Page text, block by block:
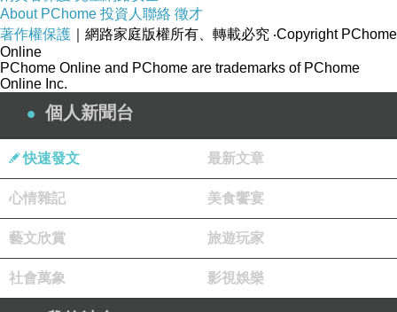
的生活攤開來看。
《台北．市廛居》不是觀光式的城市書寫。
它更像是一種長年居住之後的凝視——
那些街角、巷弄、老屋、氣味、疲憊與寂寞，那些
只有真正活過台北的人，才會懂得的日常質地。
背景是磺溪。那不是明亮討喜的風景，而是一種帶
著礦物感與時間感的水色；像城市沉積多年後留下
而站在前面的陳克華，則像一個仍持續與台北對話
的人。
他不急著替這座城市下結論。
只是安靜地，把生活裡那些難以言說的部分，一點
About PChome 投資人聯絡 徵才
著作權保護 ｜網路家庭版權所有、轉載必究 ‧Copyright PChome
Online
PChome Online and PChome are trademarks of PChome
Online Inc.
個人新聞台
快速發文 最新文章
心情雜記 美食饗宴
藝文欣賞 旅遊玩家
社會萬象 影視娛樂